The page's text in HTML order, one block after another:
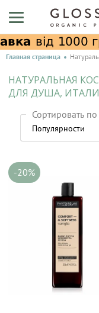
Главная страница
НАТУРАЛЬНАЯ
ДЛЯ ДУША,
Сортировать по
-20%